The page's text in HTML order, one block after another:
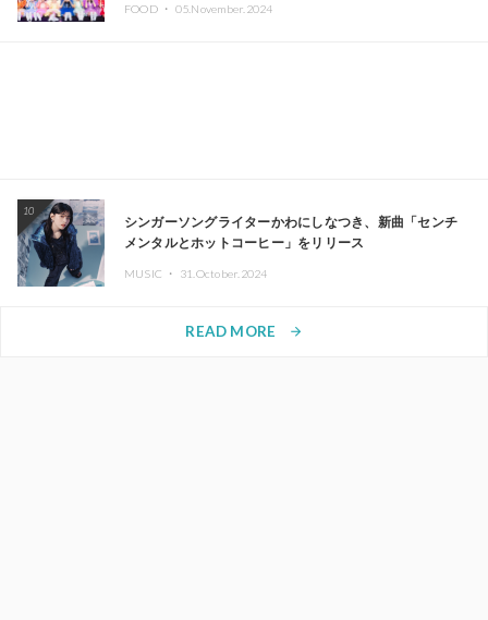
FOOD ・ 05.November.2024
10
シンガーソングライターかわにしなつき、新曲「センチ
メンタルとホットコーヒー」をリリース
MUSIC ・ 31.October.2024
READ MORE arrow_forward